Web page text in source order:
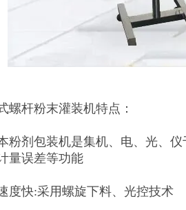
螺杆粉末灌装机特点：
粉剂包装机是集机、电、光、
量误差等功能
度快:采用螺旋下料、光控技术